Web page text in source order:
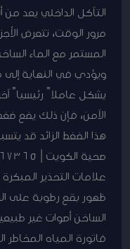
التآكل الداخلي يعد من
مرور الوقت، تتعرض
المستمر مع الماء
ويؤدي في النهاية إلى
يشكل عاملاً رئيسياً
الآمن، فإن ذلك يضع
هذا الضغط الزائد قد
علامات التحذير
ظهور بقع رطوبة على
الساخن أصوات غير
فاتورة المياه